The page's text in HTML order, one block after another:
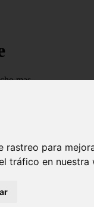
rastreo para
tráfico en
mas